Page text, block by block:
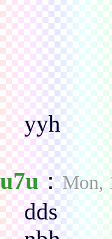
yyh
u7u：Mon,
dds